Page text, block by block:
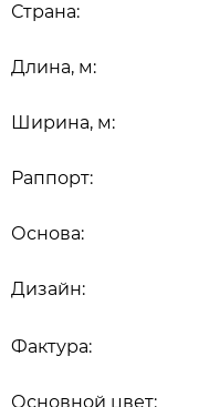
Длина, м:
Ширина, м:
Раппорт:
Основной цвет:
Дизайн:
Основа:
Страна:
Фактура: